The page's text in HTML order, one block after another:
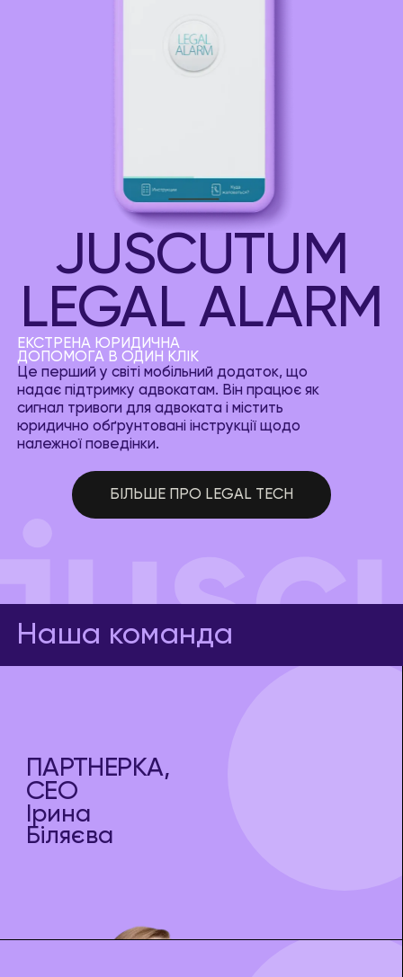
JUSCUTUM
LEGAL ALARM
ЕКСТРЕНА ЮРИДИЧНА
ДОПОМОГА В ОДИН КЛІК
Це перший у світі мобільний додаток, що
надає підтримку адвокатам. Він працює як
сигнал тривоги для адвоката і містить
юридично обґрунтовані інструкції щодо
належної поведінки.
БІЛЬШЕ ПРО LEGAL TECH
Наша команда
ПАРТНЕРКА,
СЕО
Ірина
Біляєва